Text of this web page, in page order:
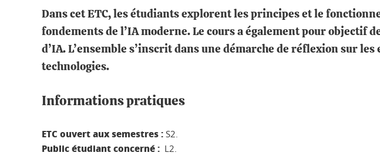
Dans cet ETC, les étudiants explorent les principes et le
fondements de l’IA moderne. Le cours a également pour
d’IA. L’ensemble s’inscrit dans une démarche de réflexion sur
technologies.
Informations pratiques
ETC ouvert aux semestres : S2.
Public étudiant concerné : L2.